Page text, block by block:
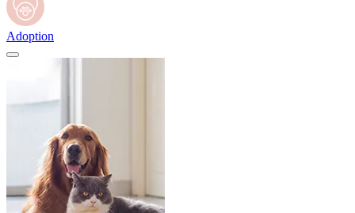
Adoption